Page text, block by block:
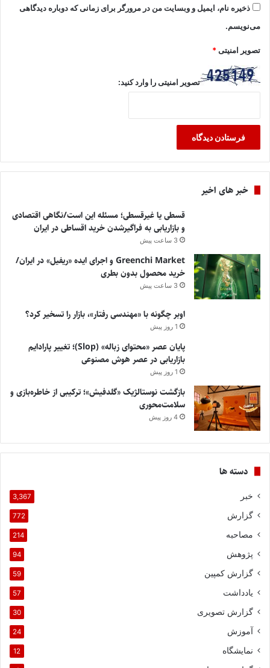
ذخیره نام، ایمیل و وبسایت من در مرورگر برای زمانی که دوباره دیدگاهی
می‌نویسم.
تصویر امنیتی*
تصویر امنیتی را وارد کنید:
خبر های اخیر
قسطی یا غیرقسطی؛ مسئله این است/نگاهی اقتصادی
و بازاریابی به فراگیرشدن خرید اقساطی در ایران
3 ساعت پیش
Greenchi Market و اجرای ایده «ریفیل» در ایران/
خرید محصول بدون بطری
3 ساعت پیش
اوبر چگونه با «مهندسی رفتار»، بازار را تسخیر کرد؟
1 روز پیش
پایان عصر «محتوای زباله» (Slop)؛ تغییر پارادایم
بازاریابی در عصر هوش مصنوعی
1 روز پیش
بازگشت نوستالژیک «گلدفیش»؛ ترکیبی از خاطره‌بازی و
سلامت‌محوری
4 روز پیش
دسته ها
خبر 3,367
گزارش 772
مصاحبه 214
پژوهش 94
گزارش کمپین 59
یادداشت 57
گزارش تصویری 30
آموزش 24
نمایشگاه 12